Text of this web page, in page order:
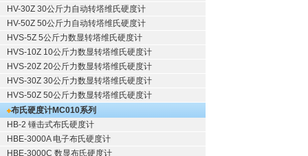
HV-30Z 30公斤力自动转塔维氏硬度计
HV-50Z 50公斤力自动转塔维氏硬度计
HVS-5Z 5公斤力数显转塔维氏硬度计
HVS-10Z 10公斤力数显转塔维氏硬度计
HVS-20Z 20公斤力数显转塔维氏硬度计
HVS-30Z 30公斤力数显转塔维氏硬度计
HVS-50Z 50公斤力数显转塔维氏硬度计
布氏硬度计MC010系列
HB-2 锤击式布氏硬度计
HBE-3000A 电子布氏硬度计
HBE-3000C 数显布氏硬度计